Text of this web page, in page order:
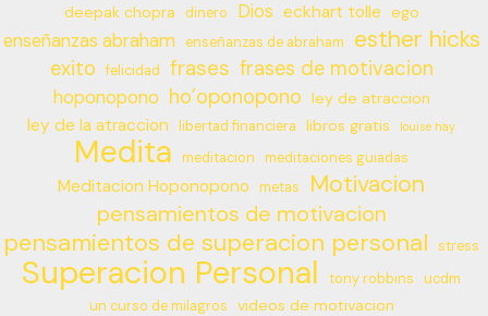
deepak chopra dinero Dios eckhart tolle ego
enseñanzas abraham enseñanzas de abraham esther hicks
exito felicidad frases frases de motivacion
hoponopono ho’oponopono ley de atraccion
ley de la atraccion libertad financiera libros gratis louise hay
Medita meditacion meditaciones guiadas
Meditacion Hoponopono metas Motivacion
pensamientos de motivacion
pensamientos de superacion personal stress
Superacion Personal tony robbins
ucdm
un curso de milagros
videos de motivacion